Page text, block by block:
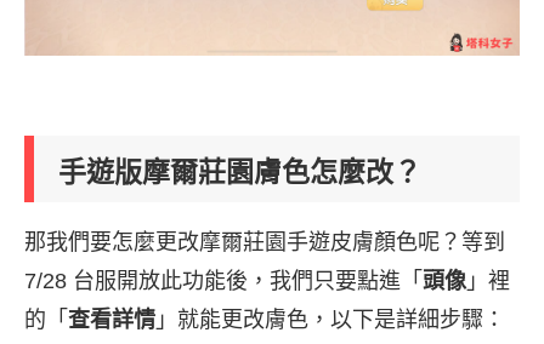
手遊版摩爾莊園膚色怎麼改？
那我們要怎麼更改摩爾莊園手遊皮膚顏色呢？等到
7/28 台服開放此功能後，我們只要點進「 頭像 」裡
的「 查看詳情 」就能更改膚色，以下是詳細步驟：